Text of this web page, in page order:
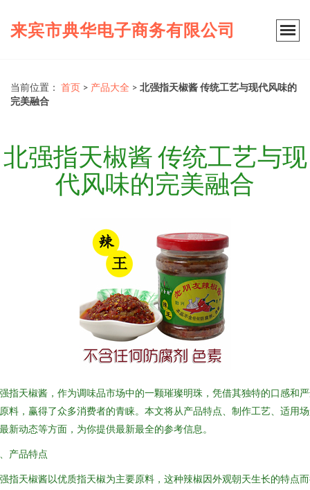
来宾市典华电子商务有限公司
当前位置： 首页 > 产品大全 > 北强指天椒酱 传统工艺与现代风味的
完美融合
北强指天椒酱 传统工艺与现
代风味的完美融合
指天椒酱，作为调味品市场中的一颗璀璨明珠，凭借其独特的口感和
料，赢得了众多消费者的青睐。本文将从产品特点、制作工艺、适用
新动态等方面，为你提供最新最全的参考信息。
产品特点
指天椒酱以优质指天椒为主要原料，这种辣椒因外观朝天生长的特点